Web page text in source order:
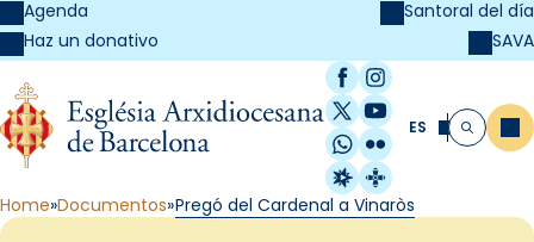
Agenda
Haz un donativo
Santoral del día
SAVA
Facebook
Instagram
X / Twitter
YouTube
WhatsApp
Flickr
Radio Estel
Catalunya
ES Buscar
Home Documentos Pregó del Cardenal a Vinaròs